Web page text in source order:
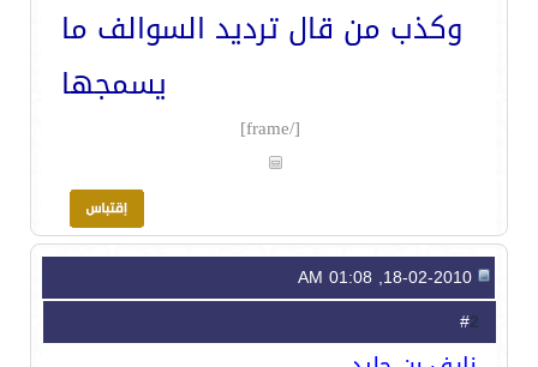
وكذب من قال ترديد السوالف ما
يسمجها
[/frame]
2